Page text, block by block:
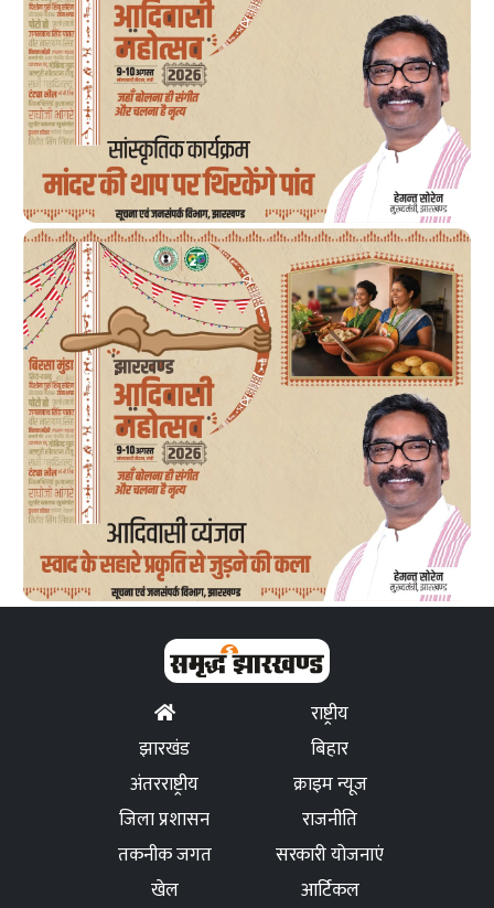
राष्ट्रीय
झारखंड
बिहार
अंतरराष्ट्रीय
क्राइम न्यूज
जिला प्रशासन
राजनीति
तकनीक जगत
सरकारी योजनाएं
खेल
आर्टिकल